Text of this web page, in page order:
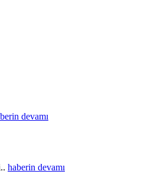
devamı
haberin devamı